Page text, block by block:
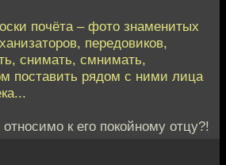
почёта – фото знаменитых
передовиков,
снимать, смнимать,
поставить рядом с ними лица
к его покойному отцу?!